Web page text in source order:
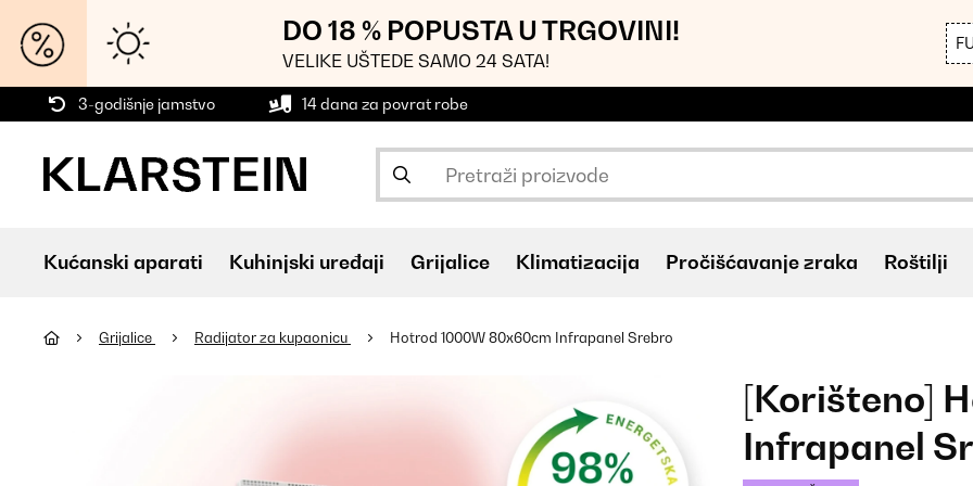
DO 18 % POPUSTA U TRGOVINI!
VELIKE UŠTEDE SAMO 24 SATA!
3-godišnje jamstvo 14 dana za povrat robe
Kućanski aparati Kuhinjski uređaji Grijalice Klimatizacija Pročišćavanje zraka Roštilji
Grijalice Radijator za kupaonicu Hotrod 1000W 80x60cm Infrapanel Srebro
[Korišteno]
Infrapanel